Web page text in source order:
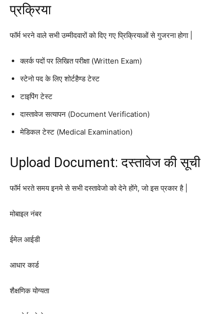
प्रक्रिया
फॉर्म भरने वाले सभी उम्मीदवारों को दिए गए प्रिक्रियाओं से गुजरना होगा |
क्लर्क पदों पर लिखित परीक्षा (Written Exam)
स्टेनो पद के लिए शोर्टहैण्ड टेस्ट
टाइपिंग टेस्ट
दास्तावेज सत्यापन (Document Verification)
मेडिकल टेस्ट (Medical Examination)
Upload Document: दस्तावेज की सूची
फॉर्म भरते समय इनमे से सभी दस्तावेजो को देने होंगे, जो इस प्रकार है |
मोबाइल नंबर
ईमेल आईडी
आधार कार्ड
शैक्षणिक योग्यता